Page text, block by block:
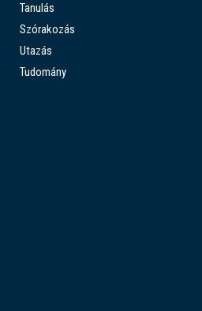
Tanulás
Szórakozás
Utazás
Tudomány